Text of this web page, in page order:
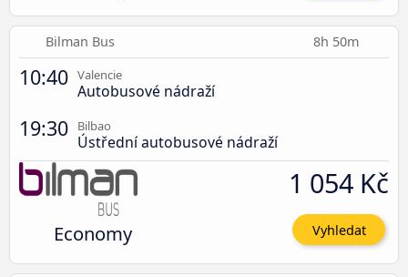
Bilman Bus 8h 50m
10:40 Valencie
Autobusové nádraží
19:30 Bilbao
Ústřední autobusové nádraží
Economy
1 054 Kč
Vyhledat